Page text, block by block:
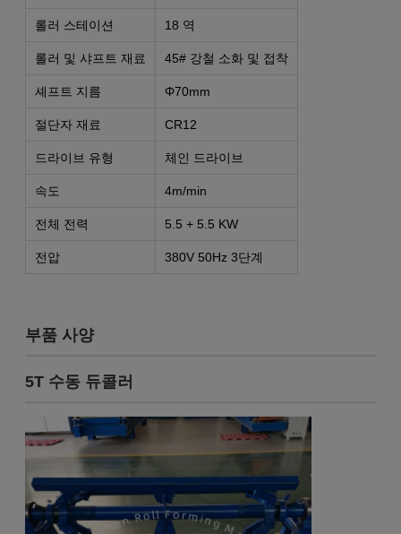
롤러 스테이션 18 역
롤러 및 샤프트 재료 45# 강철 소화 및 접착
셰프트 지름 Φ70mm
절단자 재료 CR12
드라이브 유형 체인 드라이브
속도 4m/min
전체 전력 5.5 + 5.5 KW
전압 380V 50Hz 3단계
부품 사양
5T 수동 듀콜러